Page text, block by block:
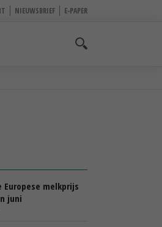
NIEUWSBRIEF E-PAPER
Europese melkprijs
juni